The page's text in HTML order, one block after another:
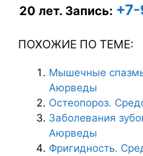
20 лет. Запись:
ПОХОЖИЕ ПО ТЕМЕ:
Мышечные
Аюрведы
Остеопороз.
Заболевания
Аюрведы
Фригидность.